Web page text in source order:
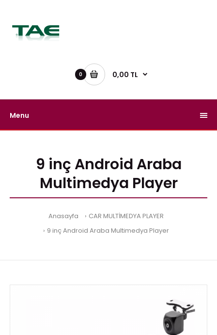
0 0,00 TL
Menu
9 inç Android Araba
Multimedya Player
Anasayfa
CAR MULTİMEDYA PLAYER
9 inç Android Araba Multimedya Player